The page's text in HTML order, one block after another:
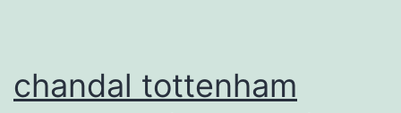
chandal tottenham